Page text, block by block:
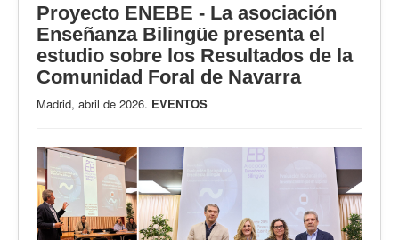
Proyecto ENEBE - La asociación
Enseñanza Bilingüe presenta el
estudio sobre los Resultados de la
Comunidad Foral de Navarra
Madrid, abril de 2026. EVENTOS